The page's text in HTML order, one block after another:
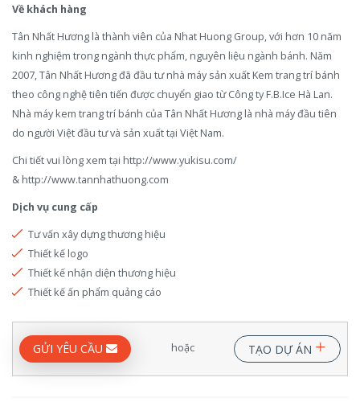
Về khách hàng
Tân Nhất Hương là thành viên của Nhat Huong Group, với hơn 10 năm
kinh nghiệm trong ngành thực phẩm, nguyên liệu ngành bánh. Năm
2007, Tân Nhất Hương đã đầu tư nhà máy sản xuất Kem trang trí bánh
theo công nghệ tiên tiến được chuyển giao từ Công ty F.B.Ice Hà Lan.
Nhà máy kem trang trí bánh của Tân Nhất Hương là nhà máy đầu tiên
do người Việt đầu tư và sản xuất tại Việt Nam.
Chi tiết vui lòng xem tại http://www.yukisu.com/
& http://www.tannhathuong.com
Dịch vụ cung cấp
Tư vấn xây dựng thương hiệu
Thiết kế logo
Thiết kế nhận diện thương hiệu
Thiết kế ấn phẩm quảng cáo
GỬI YÊU CẦU hoặc TẠO DỰ ÁN +